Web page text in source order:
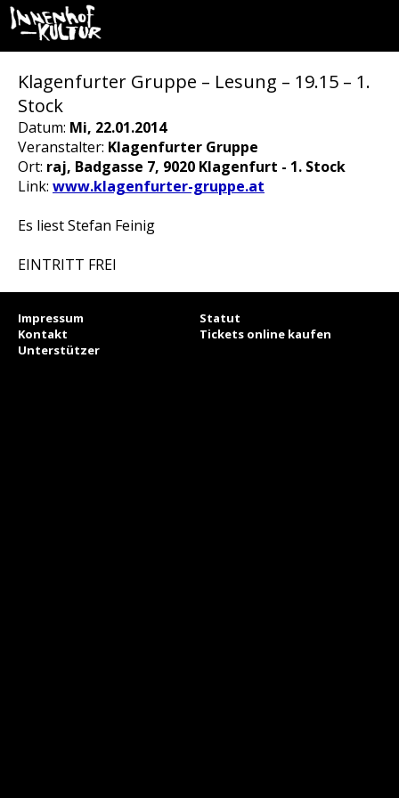
Klagenfurter Gruppe – Lesung – 19.15 – 1.
Stock
Datum: Mi, 22.01.2014
Veranstalter: Klagenfurter Gruppe
Ort: raj, Badgasse 7, 9020 Klagenfurt - 1. Stock
Link: www.klagenfurter-gruppe.at
Es liest Stefan Feinig
EINTRITT FREI
Impressum
Statut
Kontakt
Tickets online kaufen
Unterstützer